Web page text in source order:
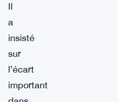
Il
a
insisté
sur
l’écart
important